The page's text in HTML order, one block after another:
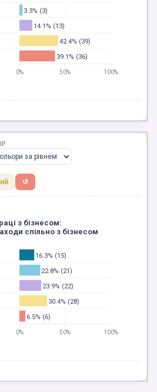
3.3% (3)
14.1% (13)
42.4% (39)
39.1% (36)
0% 50% 100%
↺
16.3% (15)
22.8% (21)
23.9% (22)
30.4% (28)
6.5% (6)
0% 50% 100%
з бізнесом:
спільно з бізнесом